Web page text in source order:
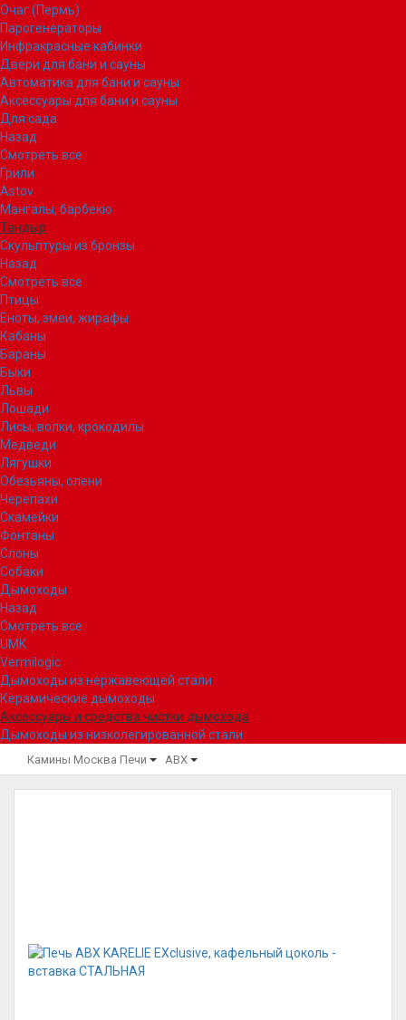
Очаг (Пермь)
Парогенераторы
Инфракрасные кабинки
Двери для бани и сауны
Автоматика для бани и сауны
Аксессуары для бани и сауны
Для сада
Назад
Смотреть все
Грили
Astov
Мангалы, барбекю
Тандыр
Скульптуры из бронзы
Назад
Смотреть все
Птицы
Еноты, змеи, жирафы
Кабаны
Бараны
Быки
Львы
Лошади
Лисы, волки, крокодилы
Медведи
Лягушки
Обезьяны, олени
Черепахи
Скамейки
Фонтаны
Слоны
Собаки
Дымоходы
Назад
Смотреть все
UMK
Vermilogic
Дымоходы из нержавеющей стали
Керамические дымоходы
Аксессуары и средства чистки дымохода
Дымоходы из низколегированной стали
Камины Москва Печи ABX